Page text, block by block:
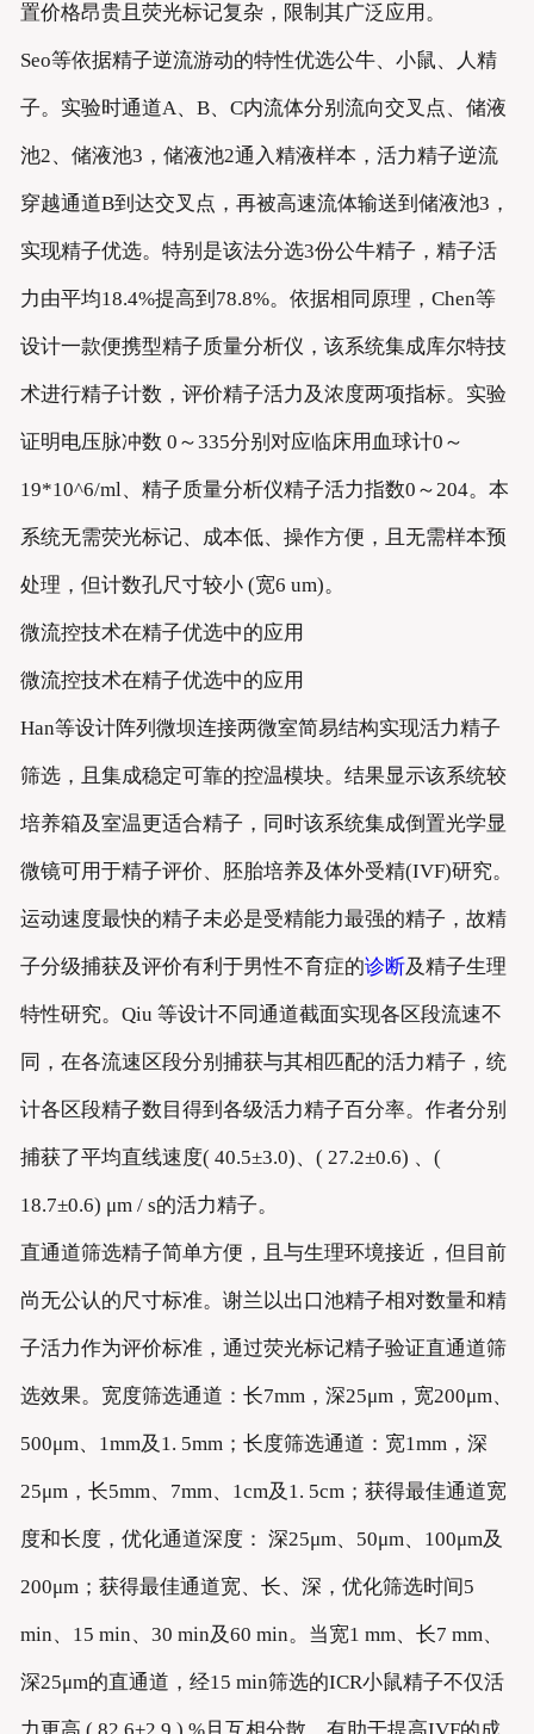
置价格昂贵且荧光标记复杂，限制其广泛应用。
Seo等依据精子逆流游动的特性优选公牛、小鼠、人精
子。实验时通道A、B、C内流体分别流向交叉点、储液
池2、储液池3，储液池2通入精液样本，活力精子逆流
穿越通道B到达交叉点，再被高速流体输送到储液池3，
实现精子优选。特别是该法分选3份公牛精子，精子活
力由平均18.4%提高到78.8%。依据相同原理，Chen等
设计一款便携型精子质量分析仪，该系统集成库尔特技
术进行精子计数，评价精子活力及浓度两项指标。实验
证明电压脉冲数 0～335分别对应临床用血球计0～
19*10^6/ml、精子质量分析仪精子活力指数0～204。本
系统无需荧光标记、成本低、操作方便，且无需样本预
处理，但计数孔尺寸较小 (宽6 um)。
微流控技术在精子优选中的应用
微流控技术在精子优选中的应用
Han等设计阵列微坝连接两微室简易结构实现活力精子
筛选，且集成稳定可靠的控温模块。结果显示该系统较
培养箱及室温更适合精子，同时该系统集成倒置光学显
微镜可用于精子评价、胚胎培养及体外受精(IVF)研究。
运动速度最快的精子未必是受精能力最强的精子，故精
子分级捕获及评价有利于男性不育症的诊断及精子生理
特性研究。Qiu 等设计不同通道截面实现各区段流速不
同，在各流速区段分别捕获与其相匹配的活力精子，统
计各区段精子数目得到各级活力精子百分率。作者分别
捕获了平均直线速度( 40.5±3.0)、( 27.2±0.6) 、(
18.7±0.6) μm / s的活力精子。
直通道筛选精子简单方便，且与生理环境接近，但目前
尚无公认的尺寸标准。谢兰以出口池精子相对数量和精
子活力作为评价标准，通过荧光标记精子验证直通道筛
选效果。宽度筛选通道：长7mm，深25μm，宽200μm、
500μm、1mm及1. 5mm；长度筛选通道：宽1mm，深
25μm，长5mm、7mm、1cm及1. 5cm；获得最佳通道宽
度和长度，优化通道深度： 深25μm、50μm、100μm及
200μm；获得最佳通道宽、长、深，优化筛选时间5
min、15 min、30 min及60 min。当宽1 mm、长7 mm、
深25μm的直通道，经15 min筛选的ICR小鼠精子不仅活